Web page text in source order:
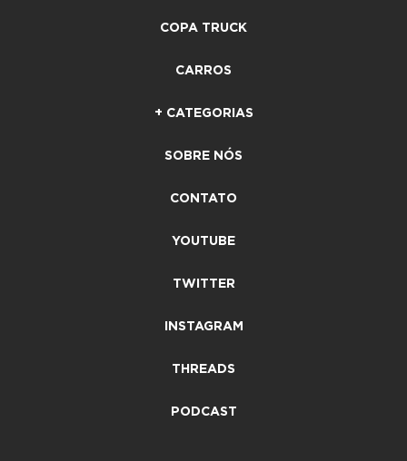
COPA TRUCK
CARROS
+ CATEGORIAS
SOBRE NÓS
CONTATO
YOUTUBE
TWITTER
INSTAGRAM
THREADS
PODCAST